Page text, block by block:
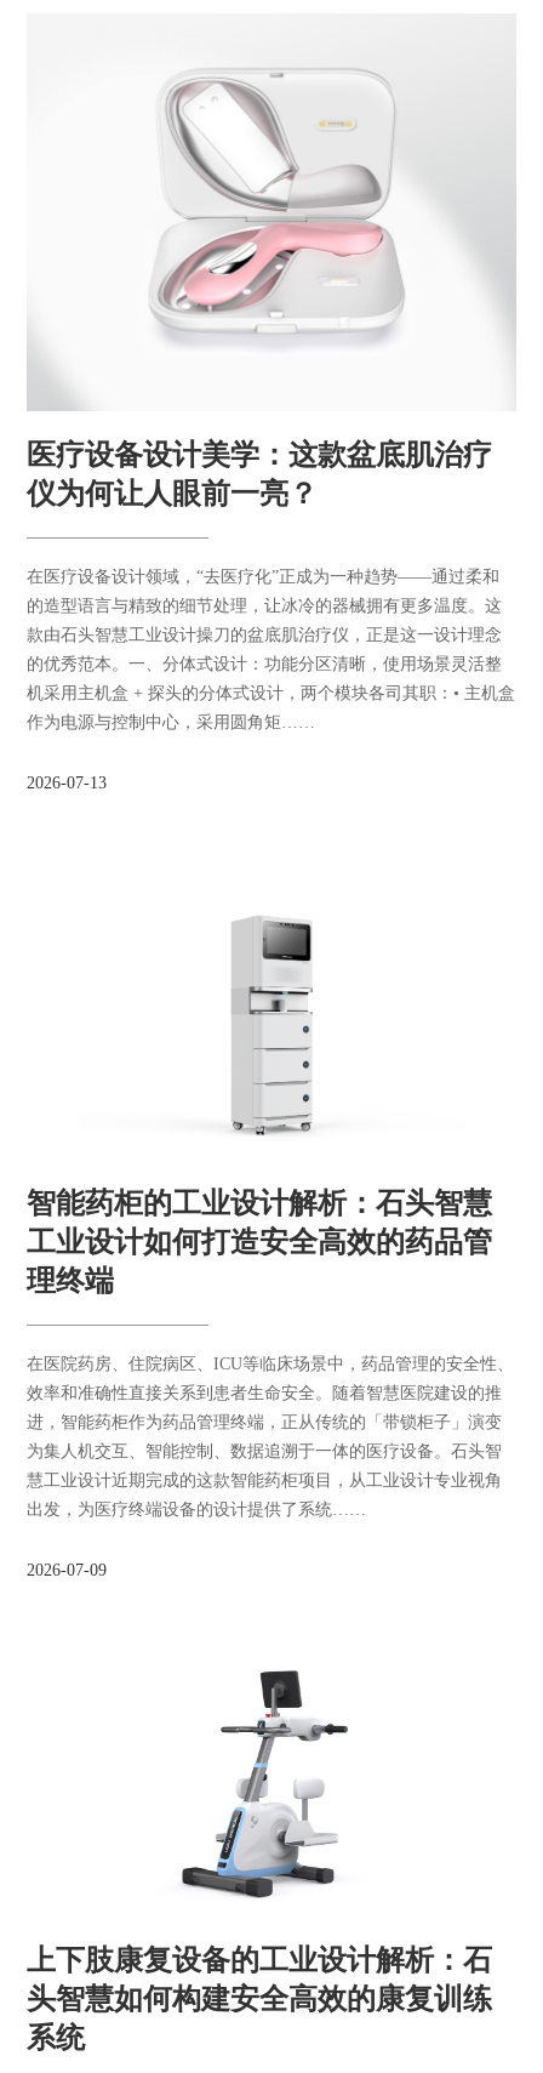
医疗设备设计美学：这款盆底肌治疗
仪为何让人眼前一亮？
在医疗设备设计领域，“去医疗化”正成为一种趋势——通过柔和
的造型语言与精致的细节处理，让冰冷的器械拥有更多温度。这
款由石头智慧工业设计操刀的盆底肌治疗仪，正是这一设计理念
的优秀范本。一、分体式设计：功能分区清晰，使用场景灵活整
机采用主机盒 + 探头的分体式设计，两个模块各司其职：• 主机盒
作为电源与控制中心，采用圆角矩……
2026-07-13
智能药柜的工业设计解析：石头智慧
工业设计如何打造安全高效的药品管
理终端
在医院药房、住院病区、ICU等临床场景中，药品管理的安全性、
效率和准确性直接关系到患者生命安全。随着智慧医院建设的推
进，智能药柜作为药品管理终端，正从传统的「带锁柜子」演变
为集人机交互、智能控制、数据追溯于一体的医疗设备。石头智
慧工业设计近期完成的这款智能药柜项目，从工业设计专业视角
出发，为医疗终端设备的设计提供了系统……
2026-07-09
上下肢康复设备的工业设计解析：石
头智慧如何构建安全高效的康复训练
系统